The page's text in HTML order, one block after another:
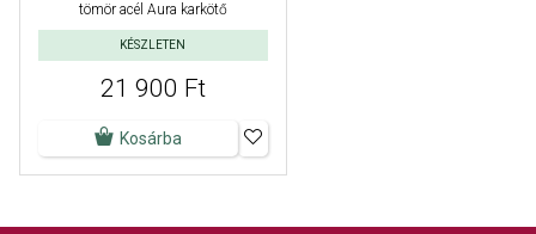
tömör acél Aura karkötő
KÉSZLETEN
21 900 Ft
Kosárba